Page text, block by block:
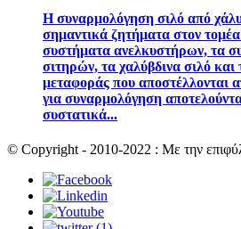
Η συναρμολόγηση σιλό από
σημαντικά ζητήματα στον
συστήματα ανελκυστήρων, τα
σιτηρών, τα χαλύβδινα σιλό
μεταφοράς που αποστέλλονται
για συναρμολόγηση
συστατικά...
© Copyright - 2010-2022 : Με την